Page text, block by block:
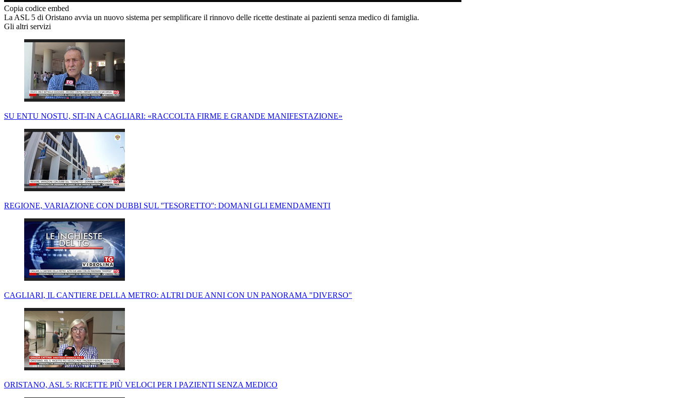
Copia codice embed
La ASL 5 di Oristano avvia un nuovo sistema per semplificare il rinnovo delle ricette destinate ai pazienti senza medico di famiglia.
Gli altri servizi
SU ENTU NOSTU, SIT-IN A CAGLIARI: «RACCOLTA FIRME E GRANDE MANIFESTAZIONE»
REGIONE, VARIAZIONE CON DUBBI SUL ''TESORETTO'': DOMANI GLI EMENDAMENTI
CAGLIARI, IL CANTIERE DELLA METRO: ALTRI DUE ANNI CON UN PANORAMA "DIVERSO"
ORISTANO, ASL 5: RICETTE PIÙ VELOCI PER I PAZIENTI SENZA MEDICO